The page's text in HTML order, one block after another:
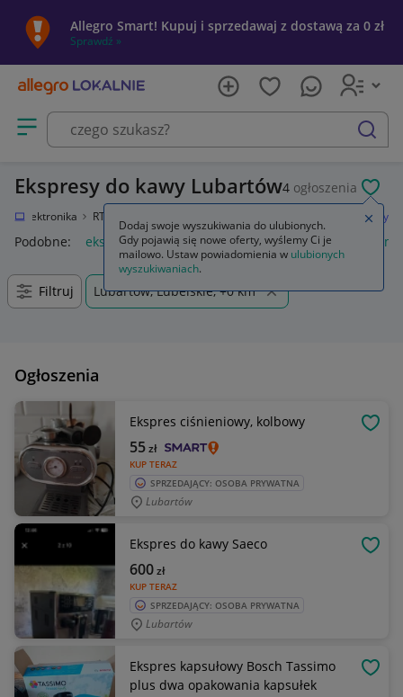
Allegro Smart! Kupuj i sprzedawaj z dostawą za 0 zł
Sprawdź »
Otwórz menu z kategoriami
szukaj
Ekspresy do kawy Lubartów4 ogłoszenia
Elektronika RTV i AGD Ekspresy do kawy
Podobne: ekspres do kawy ekspres do kawy z młynkiem
Filtruj Lubartów, Lubelskie, +0 km
Ogłoszenia
Ekspres ciśnieniowy, kolbowy
KUP TERAZ
55zł
SPRZEDAJĄCY: OSOBA PRYWATNA
Lubartów
Ekspres do kawy Saeco
KUP TERAZ
600zł
SPRZEDAJĄCY: OSOBA PRYWATNA
Lubartów
Ekspres kapsułowy Bosch Tassimo
plus dwa opakowania kapsułek
Dodaj swoje wyszukiwania do ulubionych.
Gdy pojawią się nowe oferty, wyślemy Ci je
mailowo. Ustaw powiadomienia w ulubionych
wyszukiwaniach.